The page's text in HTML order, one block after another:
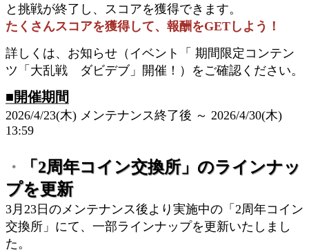
と挑戦が終了し、スコアを獲得できます。
たくさんスコアを獲得して、報酬をGETしよう！
詳しくは、お知らせ（イベント「 期間限定コンテン
ツ「大乱戦 ダビデブ」開催！）をご確認ください。
■開催期間
2026/4/23(木) メンテナンス終了後 ～ 2026/4/30(木)
13:59
・
「2周年コイン交換所」のラインナッ
プを更新
3月23日のメンテナンス後より実施中の「2周年コイン
交換所」にて、一部ラインナップを更新いたしまし
た。